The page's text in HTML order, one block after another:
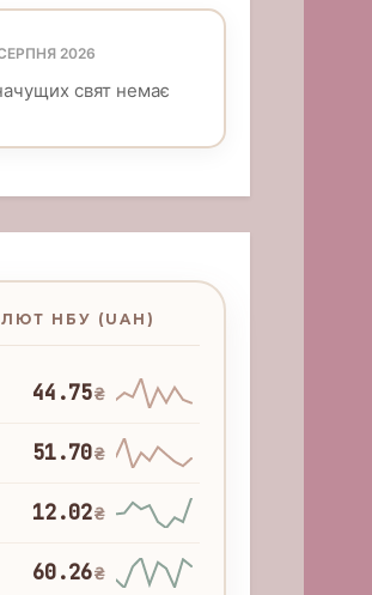
2026
свят немає
НБУ (UAH)
44.75₴
51.70₴
12.02₴
60.26₴